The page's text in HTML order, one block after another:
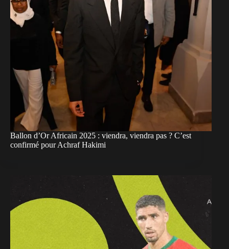
Ballon d’Or Africain 2025 : viendra, viendra pas ? C’est
confirmé pour Achraf Hakimi